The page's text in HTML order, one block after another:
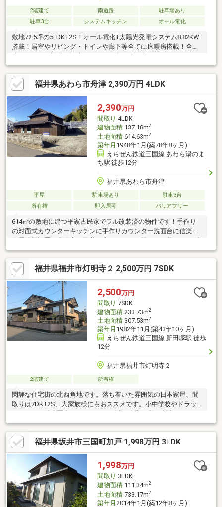
2階建て 南道路
駐車場あり
駐車3台
システムキッチン オール電化
敷地72.5坪の5LDK+2S！オール電化+太陽光発電システム8.82KW
搭載！居室やリビング・トイレや廊下等全てに床暖房搭載！全窓
があり、脱衣室からサンルームにも直結！！豊富な収納スペース
で大満足！
福井県あわら市舟津 2,390万円 4LDK
2,390万円
間取り 4LDK
建物面積137.18m2
土地面積614.63m2
築年月 1948年1月(築78年8ヶ月)
えちぜん鉄道三国線 あわら湯のま
ち駅 徒歩12分
福井県あわら市舟津
平屋 駐車場あり
駐車3台
所有権
即入居可 バリアフリー
614㎡の敷地に建つ平家古民家でフル改装済の物件です！手作り
の対面式カウンターキッチンに手作りカウンター洗面台に信楽焼
付きの開放感溢れるリビングルーム！代々受け継がれてきた大黒
柱と大梁は圧巻です。車で10分のところに三国サンセットビーチ
や湯あぽーと（日帰り温泉施設）に三国漁港があり海水浴に海釣
り・散歩・温泉・海鮮料理が楽しめます！ゴルフ場も多数あり、
ゴルフ愛好家の方にもぴったり！別荘に・移住に保養施設でも多
用途に適した立地なので、都会の喧騒を忘れ優雅な生活を送りま
せんか？
福井県福井市灯明寺２ 2,500万円 7SDK
2,500万円
間取り 7SDK
建物面積233.73m2
土地面積307.53m2
築年月 1982年11月(築43年10ヶ月)
えちぜん鉄道三国線 新田塚駅 徒歩
12分
福井県福井市灯明寺２
2階建て 所有権
閑静な住宅街の北西角地です。落ち着いた雰囲気の日本家屋、間
取りは7DK+2S、大家族様にもおススメです。小中学校やドラッ
福井県坂井市三国町加戸 1,998万円 3LDK
1,998万円
間取り 3LDK
建物面積111.34m2
土地面積733.17m2
築年月 2014年1月(築12年8ヶ月)